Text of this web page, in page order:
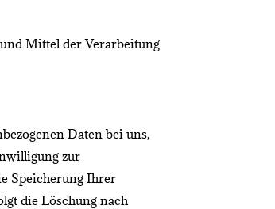
Mittel der Verarbeitung
Daten bei uns,
zur
Speicherung Ihrer
die Löschung nach